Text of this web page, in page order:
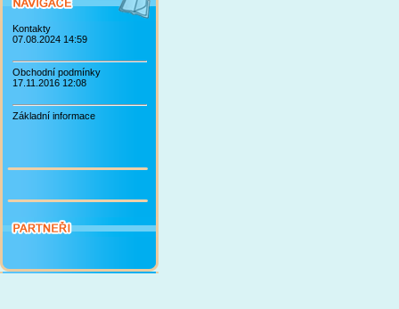
Kontakty
07.08.2024 14:59
Obchodní podmínky
17.11.2016 12:08
Základní informace